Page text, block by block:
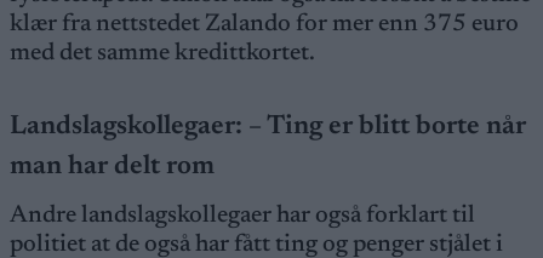
klær fra nettstedet Zalando for mer enn 375 euro
med det samme kredittkortet.
Landslagskollegaer: – Ting er blitt borte når
man har delt rom
Andre landslagskollegaer har også forklart til
politiet at de også har fått ting og penger stjålet i